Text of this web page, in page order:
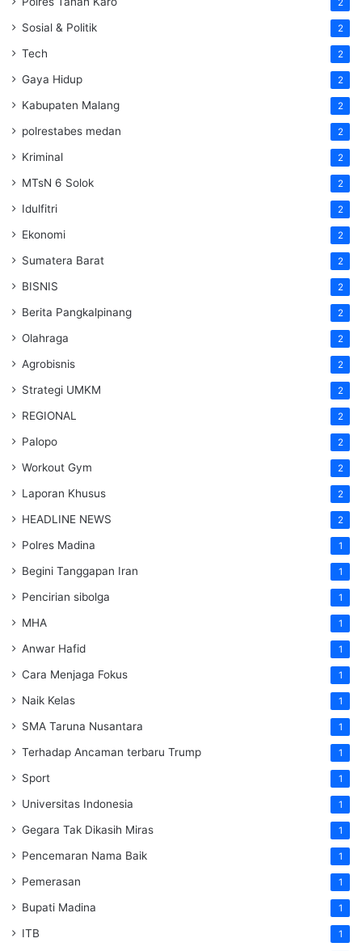
2
Sosial & Politik 2
Tech 2
Gaya Hidup 2
Kabupaten Malang 2
polrestabes medan 2
Kriminal 2
MTsN 6 Solok 2
Idulfitri 2
Ekonomi 2
Sumatera Barat 2
BISNIS 2
Berita Pangkalpinang 2
Olahraga 2
Agrobisnis 2
Strategi UMKM 2
REGIONAL 2
Palopo 2
Workout Gym 2
Laporan Khusus 2
HEADLINE NEWS 2
Polres Madina 1
Begini Tanggapan Iran 1
Pencirian sibolga 1
MHA 1
Anwar Hafid 1
Cara Menjaga Fokus 1
Naik Kelas 1
SMA Taruna Nusantara 1
Terhadap Ancaman terbaru Trump 1
Sport 1
Universitas Indonesia 1
Gegara Tak Dikasih Miras 1
Pencemaran Nama Baik 1
Pemerasan 1
Bupati Madina 1
ITB 1